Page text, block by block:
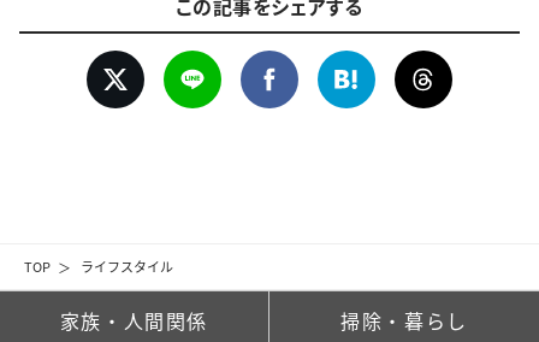
TOP ライフスタイル
この記事をシェアする
家族・人間関係 掃除・暮らし